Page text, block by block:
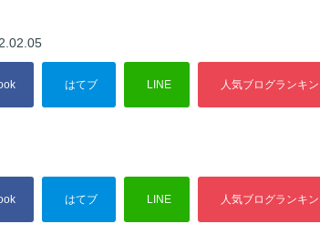
property "term_id" on null in
mes/tw2default/single.phpon